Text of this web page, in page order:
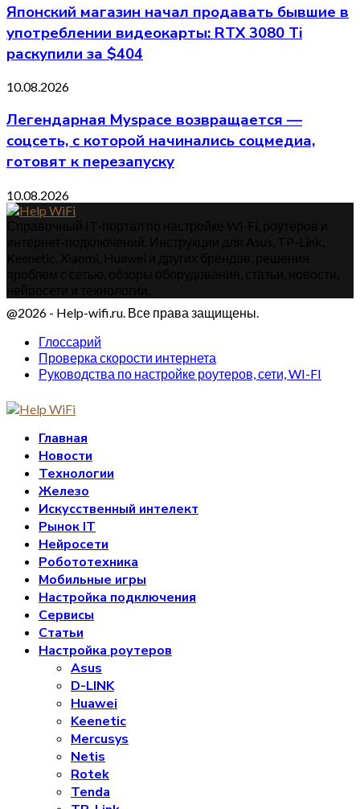
Японский магазин начал продавать бывшие в
употреблении видеокарты: RTX 3080 Ti
раскупили за $404
10.08.2026
Легендарная Myspace возвращается —
соцсеть, с которой начинались соцмедиа,
готовят к перезапуску
10.08.2026
@2026 - Help-wifi.ru. Все права защищены.
Глоссарий
Проверка скорости интернета
Руководства по настройке роутеров, сети, WI-FI
Главная
Новости
Технологии
Железо
Искусственный интелект
Рынок IT
Нейросети
Робототехника
Мобильные игры
Настройка подключения
Сервисы
Статьи
Настройка роутеров
Asus
D-LINK
Huawei
Keenetic
Mercusys
Netis
Rotek
Tenda